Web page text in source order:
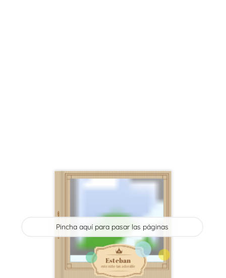
este niño tan adorable
Esteban
este niño tan adorable
Pincha aquí para pasar las páginas